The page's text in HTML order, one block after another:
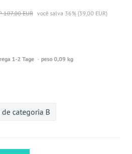
107,00 EUR você salva 36% (39,00 EUR)
1-2 Tage peso 0,09 kg
categoria B